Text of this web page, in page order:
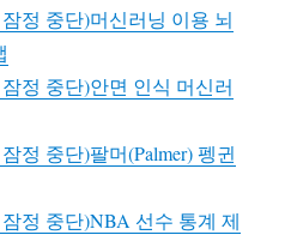
정 중단)머신러닝 이용 뇌
정 중단)안면 인식 머신러
정 중단)팔머(Palmer) 펭귄
정 중단)NBA 선수 통계 제